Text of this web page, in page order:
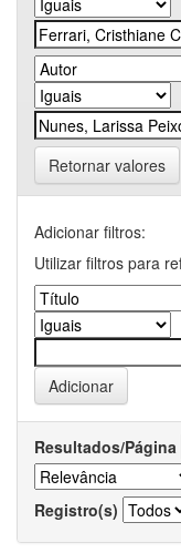
Retornar valores
Adicionar filtros:
Utilizar filtros para
Resultados/Página
Registro(s)